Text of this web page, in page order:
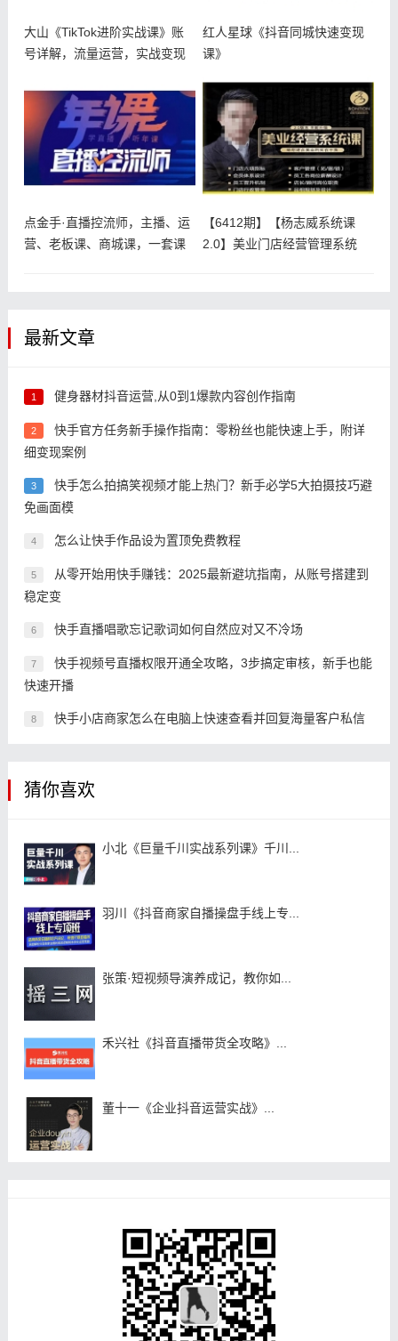
大山《TikTok进阶实战课》账
号详解，流量运营，实战变现
红人星球《抖音同城快速变现
课》
点金手·直播控流师，主播、运
营、老板课、商城课，一套课
【6412期】【杨志威系统课
2.0】美业门店经营管理系统
最新文章
1 健身器材抖音运营,从0到1爆款内容创作指南
2
快手官方任务新手操作指南：零粉丝也能快速上手，附详
细变现案例
3
快手怎么拍搞笑视频才能上热门？新手必学5大拍摄技巧避
免画面模
4 怎么让快手作品设为置顶免费教程
5
从零开始用快手赚钱：2025最新避坑指南，从账号搭建到
稳定变
6 快手直播唱歌忘记歌词如何自然应对又不冷场
7
快手视频号直播权限开通全攻略，3步搞定审核，新手也能
快速开播
8 快手小店商家怎么在电脑上快速查看并回复海量客户私信
猜你喜欢
小北《巨量千川实战系列课》千川...
羽川《抖音商家自播操盘手线上专...
张策·短视频导演养成记，教你如...
禾兴社《抖音直播带货全攻略》...
董十一《企业抖音运营实战》...